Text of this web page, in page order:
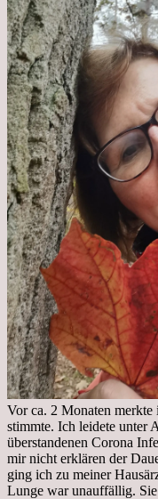
Vor ca. 2 Monaten
stimmte. Ich leidete unter
überstandenen Corona
mir nicht erklären der
ging ich zu meiner
Lunge war unauffällig.